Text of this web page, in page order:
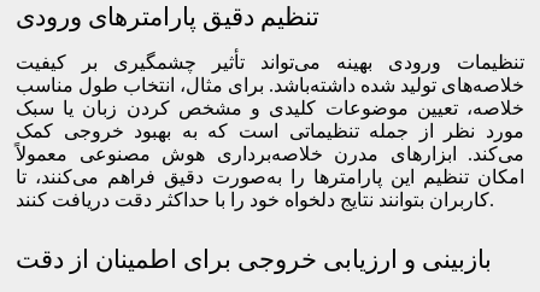
تنظیم دقیق پارامترهای ورودی
تنظیمات ورودی بهینه می‌تواند تأثیر چشمگیری بر کیفیت
خلاصه‌های تولید شده داشته‌باشد. برای مثال، انتخاب طول مناسب
خلاصه، تعیین موضوعات کلیدی و مشخص کردن زبان یا سبک
مورد نظر از جمله تنظیماتی است که به بهبود خروجی کمک
می‌کند. ابزارهای مدرن خلاصه‌برداری هوش مصنوعی معمولاً
امکان تنظیم این پارامترها را به‌صورت دقیق فراهم می‌کنند، تا
کاربران بتوانند نتایج دلخواه خود را با حداکثر دقت دریافت کنند.
بازبینی و ارزیابی خروجی برای اطمینان از دقت